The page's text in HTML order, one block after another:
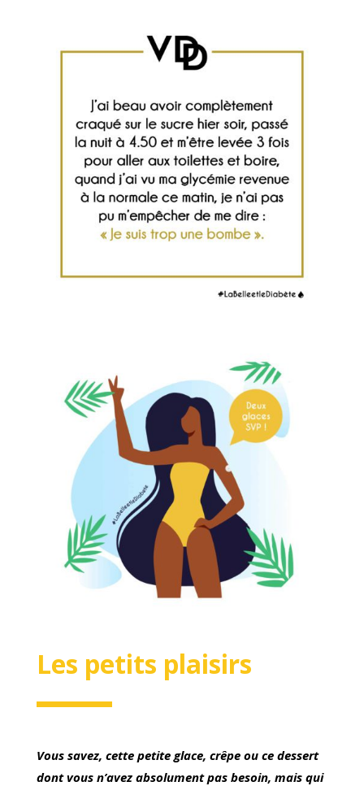
Les petits plaisirs
Vous savez, cette petite glace, crêpe ou ce dessert
dont vous n’avez absolument pas besoin, mais qui